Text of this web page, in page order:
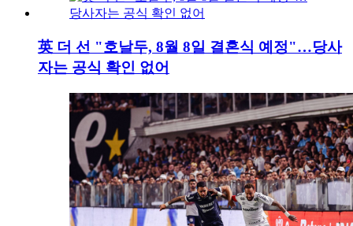
英 더 선 "호날두, 8월 8일 결혼식 예정"…당사
자는 공식 확인 없어